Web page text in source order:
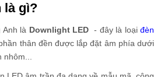
là gì?
Anh là Downlight LED - đây là loạiđèn
thân đền được lắp đặt âm phía dưới
nhôm...